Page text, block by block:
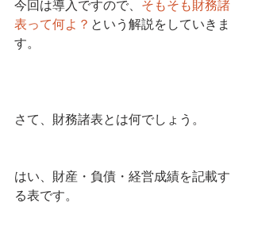
今回は導入ですので、 そもそも財務諸
表って何よ？ という解説をしていきま
す。
さて、財務諸表とは何でしょう。
はい、財産・負債・経営成績を記載す
る表です。